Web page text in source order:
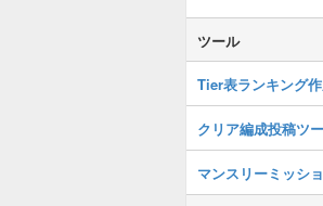
ツール
Tier表ランキング
クリア編成投稿ツ
マンスリーミッシ